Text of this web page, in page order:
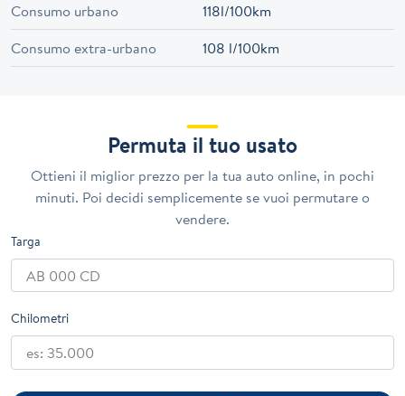
Consumo urbano
118l/100km
Consumo extra-urbano
108 l/100km
Permuta il tuo usato
Ottieni il miglior prezzo per la tua auto online, in pochi
minuti. Poi decidi semplicemente se vuoi permutare o
vendere.
Targa
Chilometri